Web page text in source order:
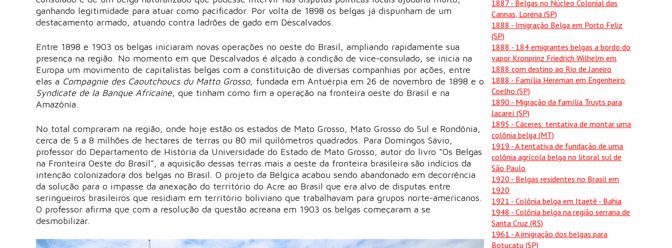
ganhando legitimidade para atuar como pacificador. Por volta de 1898 os belgas já dispunham de um
destacamento armado, atuando contra ladrões de gado em Descalvados.
Entre 1898 e 1903 os belgas iniciaram novas operações no oeste do Brasil, ampliando rapidamente sua
presença na região. No momento em que Descalvados é alçado à condição de vice-consulado, se inicia na
Europa um movimento de capitalistas belgas com a constituição de diversas companhias por ações, entre
elas a Compagnie des Caoutchoucs du Matto Grosso, fundada em Antuérpia em 26 de novembro de 1898 e o
Syndicate de la Banque Africaine, que tinham como fim a operação na fronteira oeste do Brasil e na
Amazônia.
No total compraram na região, onde hoje estão os estados de Mato Grosso, Mato Grosso do Sul e Rondônia,
cerca de 5 a 8 milhões de hectares de terras ou 80 mil quilômetros quadrados. Para Domingos Sávio,
professor do Departamento de História da Universidade do Estado de Mato Grosso, autor do livro “Os Belgas
na Fronteira Oeste do Brasil”, a aquisição dessas terras mais a oeste da fronteira brasileira são indícios da
intenção colonizadora dos belgas no Brasil. O projeto da Bélgica acabou sendo abandonado em decorrência
da solução para o impasse da anexação do território do Acre ao Brasil que era alvo de disputas entre
seringueiros brasileiros que residiam em território boliviano que trabalhavam para grupos norte-americanos.
O professor afirma que com a resolução da questão acreana em 1903 os belgas começaram a se
desmobilizar.
1887 - Belgas no Núcleo Colonial das
Cannas, Lorena (SP)
1888 - Imigração Belga em Porto Feliz
(SP)
1888 - 184 emigrantes belgas a bordo do
vapor Kronprinz Friedrich Wilhelm em
1888 com destino ao Rio de Janeiro
1888 - Família Hereman em Engenheiro
Coelho (SP)
1890 - Migração da família Truyts para
Jacareí (SP)
1895 - Cáceres: tentativa de montar uma
colônia belga (MT)
1919 - A tentativa de fundação de uma
colônia agrícola belga no litoral sul de
São Paulo
1920 - Belgas residentes no Brasil em
1920
1921 - Colônia belga em Itaetê - Bahia
1948 - Colônia belga na região serrana de
Santa Cruz (RS)
1961 - A imigração dos belgas para
Botucatu (SP)